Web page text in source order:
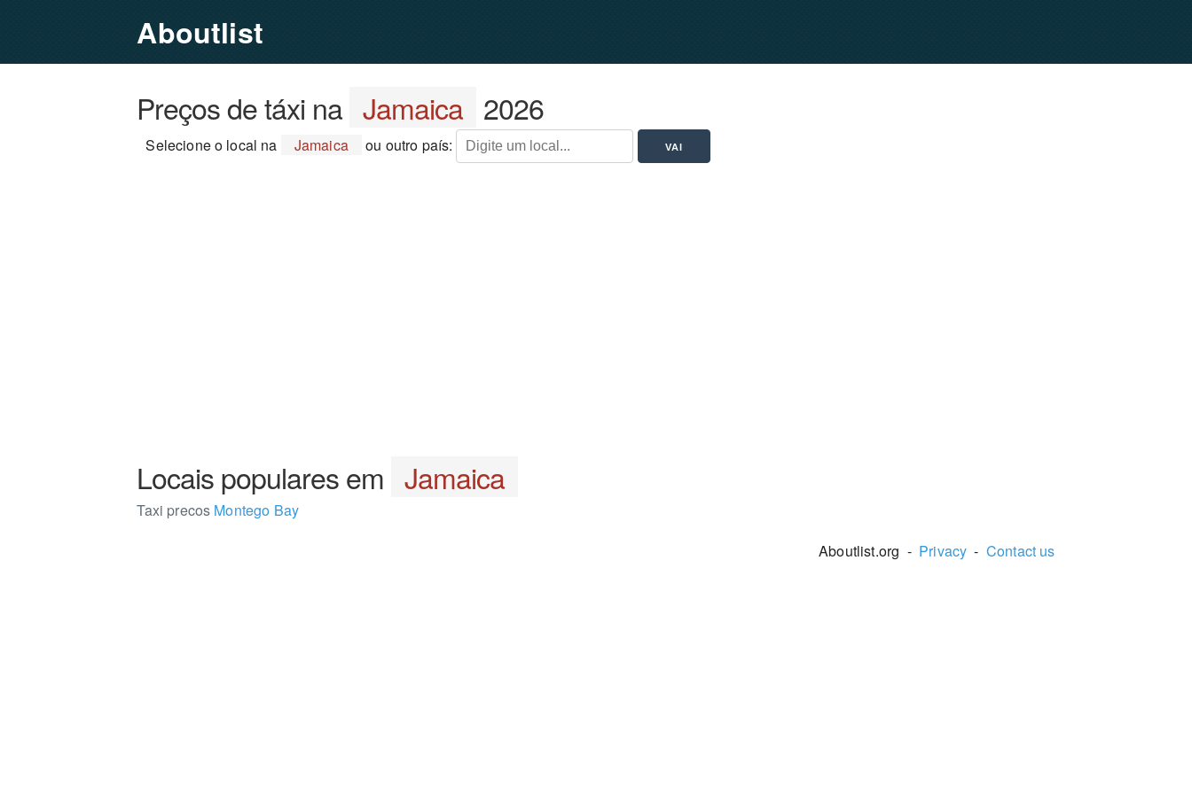
Aboutlist
Preços de táxi na Jamaica 2026
Selecione o local na Jamaica ou outro país:
Locais populares em Jamaica
Taxi precos Montego Bay
Aboutlist.org - Privacy - Contact us